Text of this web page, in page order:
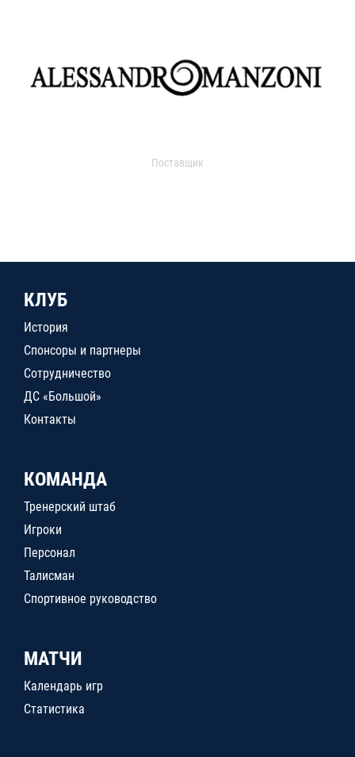
Поставщик
КЛУБ
История
Спонсоры и партнеры
Сотрудничество
ДС «Большой»
Контакты
КОМАНДА
Тренерский штаб
Игроки
Персонал
Талисман
Спортивное руководство
МАТЧИ
Календарь игр
Статистика